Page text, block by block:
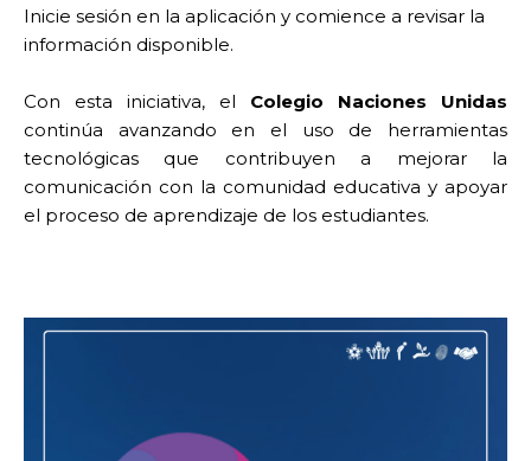
Inicie sesión en la aplicación y comience a revisar la
información disponible.
Con esta iniciativa, el Colegio Naciones Unidas
continúa avanzando en el uso de herramientas
tecnológicas que contribuyen a mejorar la
comunicación con la comunidad educativa y apoyar
el proceso de aprendizaje de los estudiantes.